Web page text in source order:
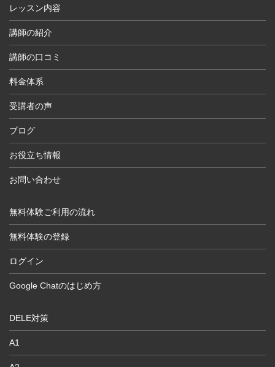
レッスン内容
講師の紹介
講師の口コミ
料金体系
受講者の声
ブログ
お役立ち情報
お問い合わせ
無料体験ご利用の流れ
無料体験の登録
ログイン
Google Chatのはじめ方
DELE対策
A1